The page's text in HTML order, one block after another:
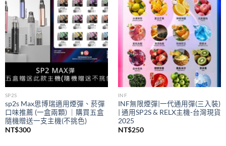
SP2S
sp2s Max思博瑞適用煙彈、菸彈
口味推薦 (一盒兩顆) ｜購買五盒
隨機贈送一支主機(不挑色)
NT$300
INF
INF無限煙彈|一代通用彈(三入裝)
| 通用SP2S & RELX主機-台灣現貨
2025
NT$250